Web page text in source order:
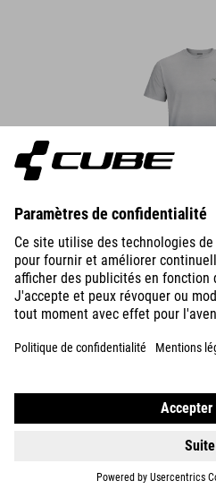
MTB ROUND NECK JERSEY